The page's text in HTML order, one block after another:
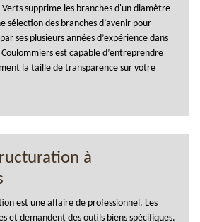
Verts supprime les branches d'un diamètre
sélection des branches d’avenir pour
ses plusieurs années d’expérience dans
est capable d’entreprendre
la taille de transparence sur votre
à
est une affaire de professionnel. Les
et demandent des outils biens spécifiques.